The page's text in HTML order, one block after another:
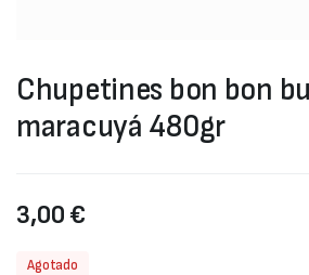
Chupetines bon bon
maracuyá 480gr
3,00€
Agotado